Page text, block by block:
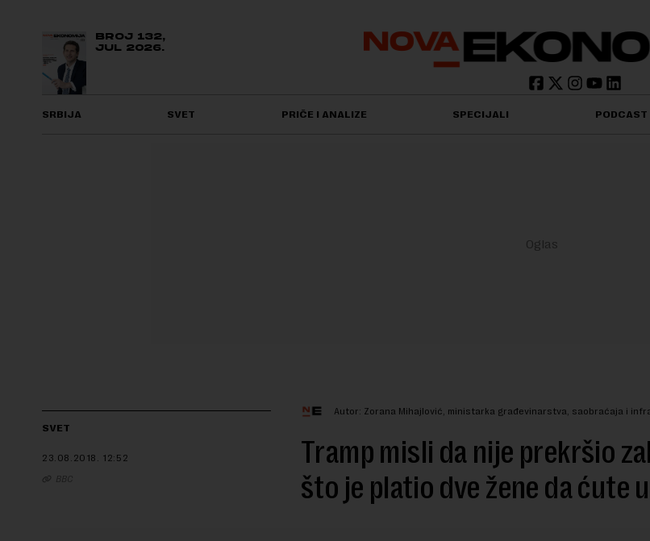
BROJ 132,
JUL 2026.
SRBIJA SVET PRIČE I ANALIZE SPECIJALI PODCAST
SVET
23.08.2018. 12:52
BBC
Autor: Zorana Mihajlović, ministarka građevinarstva, saobraćaja i
Tramp misli da nije prekršio
što je platio dve žene da ćute